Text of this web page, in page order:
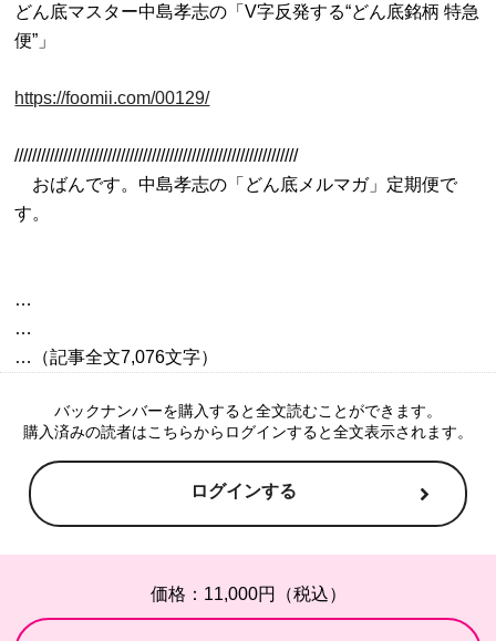
どん底マスター中島孝志の「V字反発する“どん底銘柄 特急
便”」
https://foomii.com/00129/
////////////////////////////////////////////////////////////////
おばんです。中島孝志の「どん底メルマガ」定期便で
す。
…
…
バックナンバーを購入すると全文読むことができます。
購入済みの読者はこちらからログインすると全文表示されます。
ログインする
価格：11,000円（税込）